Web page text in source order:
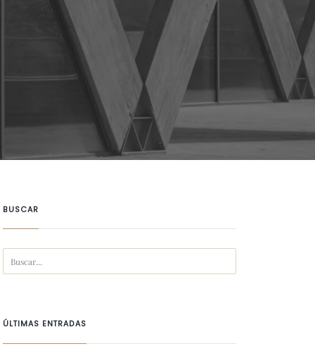
BUSCAR
ÚLTIMAS ENTRADAS